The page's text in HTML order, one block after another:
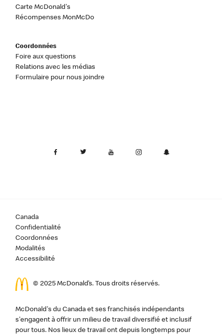
Carte McDonald's
Récompenses MonMcDo
Coordonnées
Foire aux questions
Relations avec les médias
Formulaire pour nous joindre
Canada
Confidentialité
Coordonnées
Modalités
Accessibilité
© 2025 McDonald’s. Tous droits réservés.
McDonald's du Canada et ses franchisés indépendants
s'engagent à offrir un milieu de travail diversifié et inclusif
pour tous. Nos lieux de travail ont depuis longtemps pour